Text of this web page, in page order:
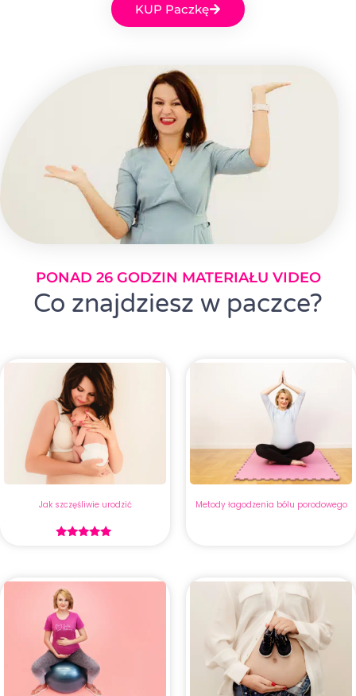
KUP Paczkę
PONAD 26 GODZIN MATERIAŁU VIDEO
Co znajdziesz w paczce?
Jak szczęśliwie urodzić Metody łagodzenia bólu porodowego